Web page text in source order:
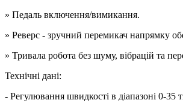
» Педаль включення/вимикання.
» Реверс - зручний перемикач напрямку
» Тривала робота без шуму, вібрацій та
Технічні дані:
- Регулювання швидкості в діапазоні 0-35